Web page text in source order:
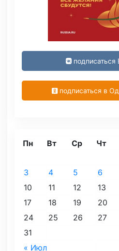
подписаться
подписаться в
Пн Вт Ср Чт
« Июл
3
4 5 6
10
11 12 13
17
18 19 20
24
25 26 27
31